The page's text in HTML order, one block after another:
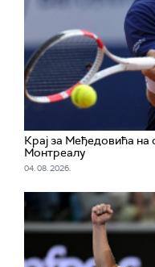
Крај за Међедовића на
Монтреалу
04. 08. 2026.